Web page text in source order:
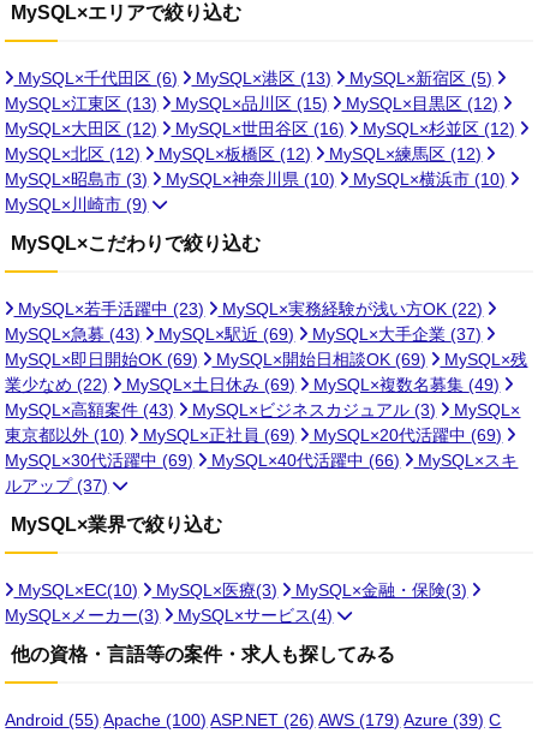
MySQL×エリアで絞り込む
MySQL×千代田区(6) MySQL×港区(13) MySQL×新宿区(5)
MySQL×江東区(13) MySQL×品川区(15) MySQL×目黒区(12)
MySQL×大田区(12) MySQL×世田谷区(16) MySQL×杉並区(12)
MySQL×北区(12) MySQL×板橋区(12) MySQL×練馬区(12)
MySQL×昭島市(3) MySQL×神奈川県(10) MySQL×横浜市(10)
MySQL×川崎市(9)
MySQL×こだわりで絞り込む
MySQL×若手活躍中(23) MySQL×実務経験が浅い方OK(22)
MySQL×急募(43) MySQL×駅近(69) MySQL×大手企業(37)
MySQL×即日開始OK(69) MySQL×開始日相談OK(69)
MySQL×残
業少なめ(22) MySQL×土日休み(69) MySQL×複数名募集(49)
MySQL×高額案件(43) MySQL×ビジネスカジュアル(3)
MySQL×
東京都以外(10) MySQL×正社員(69) MySQL×20代活躍中(69)
MySQL×30代活躍中(69) MySQL×40代活躍中(66)
MySQL×スキ
ルアップ(37)
MySQL×業界で絞り込む
MySQL×EC(10) MySQL×医療(3)
MySQL×金融・保険(3)
MySQL×メーカー(3)
MySQL×サービス(4)
他の資格・言語等の案件・求人も探してみる
Android(55) Apache(100) ASP.NET(26) AWS(179) Azure(39) C